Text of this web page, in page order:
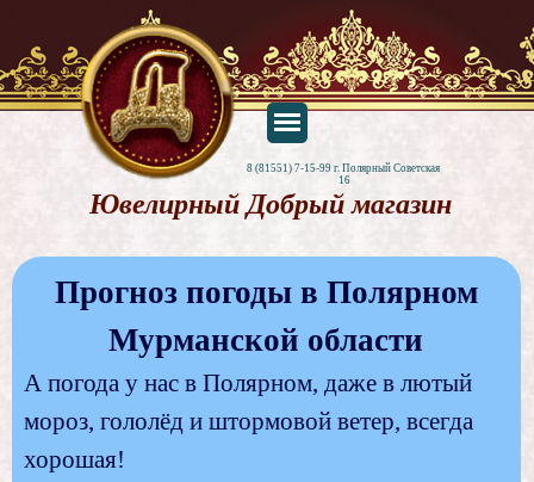
8 (81551) 7-15-99 г. Полярный Советская
16
Ювелирный Добрый магазин
Прогноз погоды в Полярном
Мурманской области
А погода у нас в Полярном, даже в лютый
мороз, гололёд и штормовой ветер, всегда
хорошая!